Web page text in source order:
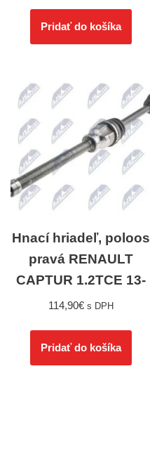
Pridať do košíka
Hnací hriadeľ, poloos
pravá RENAULT
CAPTUR 1.2TCE 13-
114,90€ s DPH
Pridať do košíka